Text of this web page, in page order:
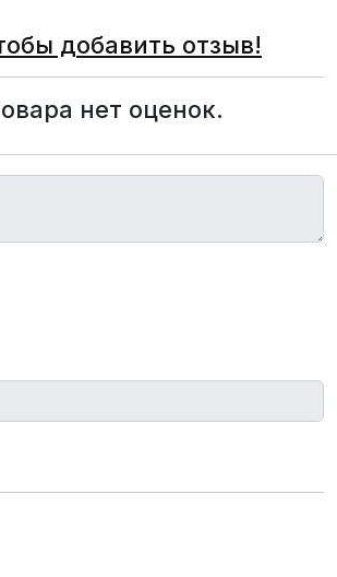
добавить отзыв!
нет оценок.